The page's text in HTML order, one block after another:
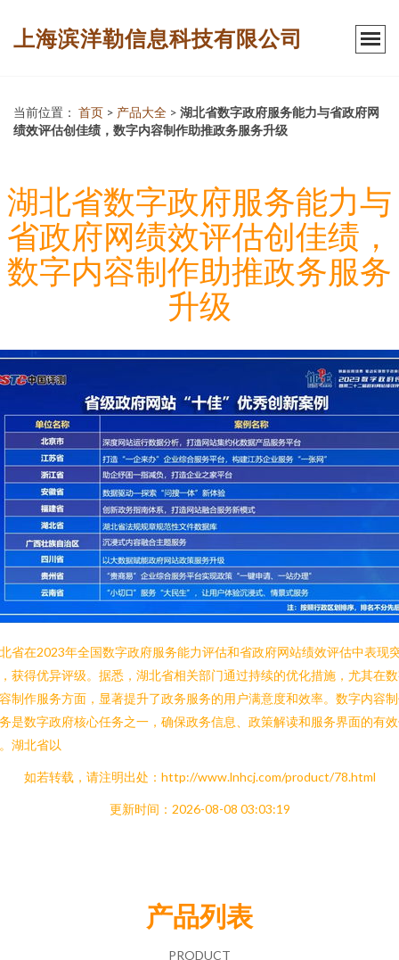
上海滨洋勒信息科技有限公司
当前位置： 首页 > 产品大全 > 湖北省数字政府服务能力与省政府网
绩效评估创佳绩，数字内容制作助推政务服务升级
湖北省数字政府服务能力与
省政府网绩效评估创佳绩，
数字内容制作助推政务服务
升级
省在2023年全国数字政府服务能力评估和省政府网站绩效评估中表现
获得优异评级。据悉，湖北省相关部门通过持续的优化措施，尤其在
制作服务方面，显著提升了政务服务的用户满意度和效率。数字内容
是数字政府核心任务之一，确保政务信息、政策解读和服务界面的有
湖北省以
如若转载，请注明出处：http://www.lnhcj.com/product/78.html
更新时间：2026-08-08 03:03:19
产品列表
PRODUCT